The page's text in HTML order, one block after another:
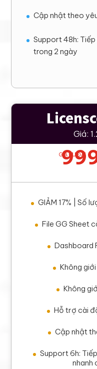
Cập nhật theo
Support 48h:
trong 2 ngày
Giá:
GIÁ ƯU ĐÃI
GIẢM 17% | Số
File GG Sheet
Dashboard
Không
Không
Hỗ trợ cài
Cập nhật
Support 6h:
nhanh